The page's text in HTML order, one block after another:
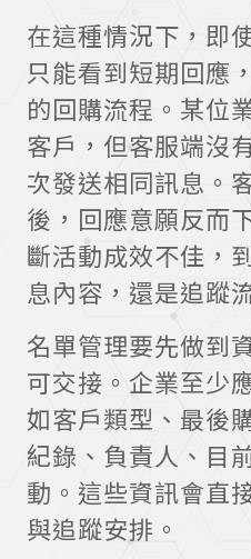
在這種情況下，即
只能看到短期回應
的回購流程。某位
客戶，但客服端沒
次發送相同訊息。
後，回應意願反而
斷活動成效不佳，
息內容，還是追蹤
名單管理要先做到
可交接。企業至少
如客戶類型、最後
紀錄、負責人、目
動。這些資訊會直
與追蹤安排。